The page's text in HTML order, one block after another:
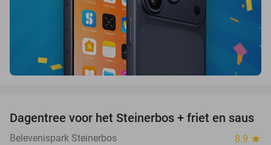
37%
Dagentree voor het Steinerbos + friet en saus
Belevenispark Steinerbos 8.9 star